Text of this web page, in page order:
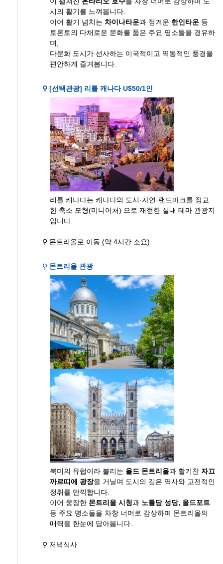
시의 활기를 느껴봅니다.
이어 활기 넘치는 차이나타운과 정겨운 한인타운 등
토론토의 다채로운 문화를 품은 주요 명소들을 경유하
며,
다문화 도시가 선사하는 이국적이고 역동적인 풍경을
편안하게 즐겨봅니다.
⚲ [선택관광] 리틀 캐나다 U$50/1인
리틀 캐나다는 캐나다의 도시·자연·랜드마크를 정교
한 축소 모형(미니어처) 으로 재현한 실내 테마 관광지
입니다.
⚲ 몬트리올로 이동 (약 4시간 소요)
⚲ 몬트리올 관광
북미의 유럽이라 불리는 올드 몬트리올과 활기찬 자끄
까르띠에 광장을 거닐며 도시의 깊은 역사와 고전적인
정취를 만끽합니다.
이어 웅장한 몬트리올 시청과 노틀담 성당, 올드포트
등 주요 명소들을 차창 너머로 감상하며 몬트리올의
매력을 한눈에 담아봅니다.
⚲ 저녁식사